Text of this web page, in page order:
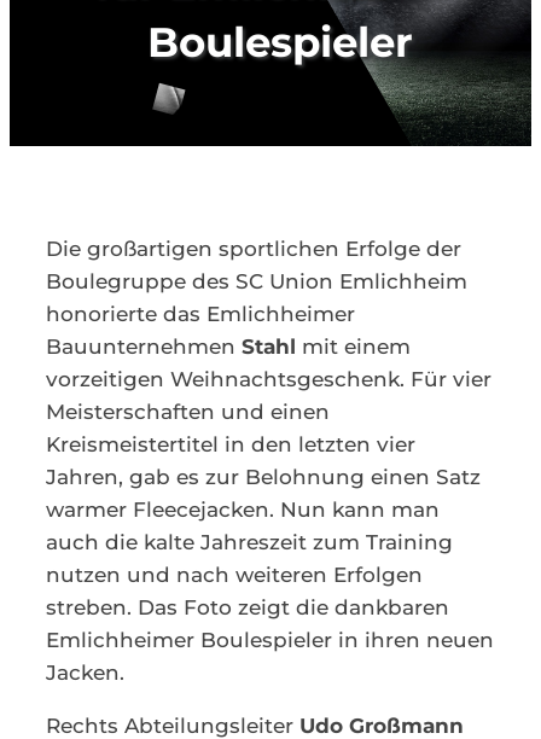
Kontakt
Boulespieler
Die großartigen sportlichen Erfolge der
Boulegruppe des SC Union Emlichheim
honorierte das Emlichheimer
Bauunternehmen Stahl mit einem
vorzeitigen Weihnachtsgeschenk. Für vier
Meisterschaften und einen
Kreismeistertitel in den letzten vier
Jahren, gab es zur Belohnung einen Satz
warmer Fleecejacken. Nun kann man
auch die kalte Jahreszeit zum Training
nutzen und nach weiteren Erfolgen
streben. Das Foto zeigt die dankbaren
Emlichheimer Boulespieler in ihren neuen
Jacken.
Rechts Abteilungsleiter Udo Großmann